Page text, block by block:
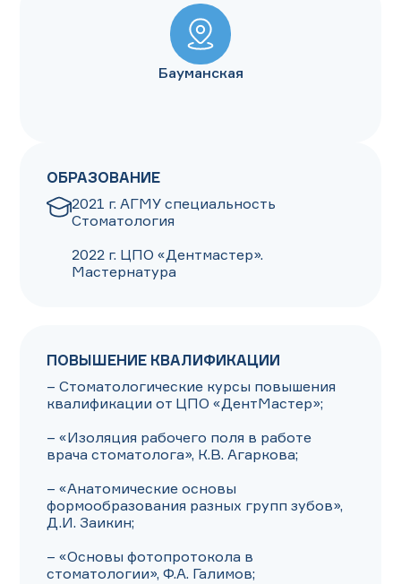
Бауманская
ОБРАЗОВАНИЕ
2021 г. АГМУ специальность
Стоматология
2022 г. ЦПО «Дентмастер».
Мастернатура
ПОВЫШЕНИЕ КВАЛИФИКАЦИИ
– Стоматологические курсы повышения
квалификации от ЦПО «ДентМастер»;
– «Изоляция рабочего поля в работе
врача стоматолога», К.В. Агаркова;
– «Анатомические основы
формообразования разных групп зубов»,
Д.И. Заикин;
– «Основы фотопротокола в
стоматологии», Ф.А. Галимов;